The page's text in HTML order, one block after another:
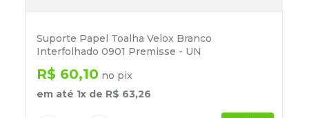
Suporte Papel Toalha Velox Branco
Interfolhado 0901 Premisse - UN
R$ 60,10 no pix
em até 1x de R$ 63,26